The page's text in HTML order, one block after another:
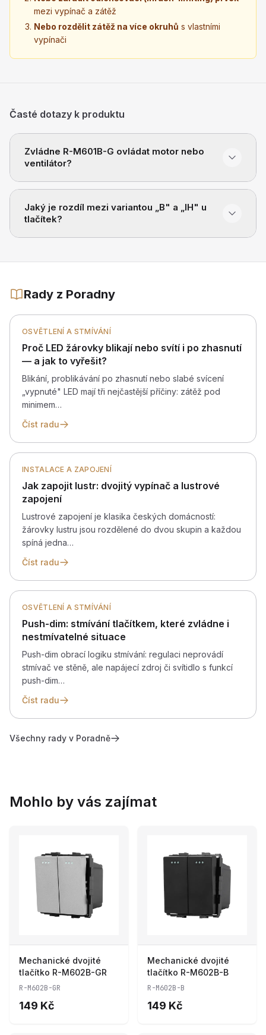
mezi vypínač a zátěž
Nebo rozdělit zátěž na více okruhů s vlastními
vypínači
Časté dotazy k produktu
Zvládne R-M601B-G ovládat motor nebo
ventilátor?
Jaký je rozdíl mezi variantou „B" a „IH" u
tlačítek?
Rady z Poradny
OSVĚTLENÍ A STMÍVÁNÍ
Proč LED žárovky blikají nebo svítí i po zhasnutí
— a jak to vyřešit?
Blikání, problikávání po zhasnutí nebo slabé svícení
„vypnuté" LED mají tři nejčastější příčiny: zátěž pod
minimem…
Číst radu
INSTALACE A ZAPOJENÍ
Jak zapojit lustr: dvojitý vypínač a lustrové
zapojení
Lustrové zapojení je klasika českých domácností:
žárovky lustru jsou rozdělené do dvou skupin a každou
spíná jedna…
Číst radu
OSVĚTLENÍ A STMÍVÁNÍ
Push-dim: stmívání tlačítkem, které zvládne i
nestmívatelné situace
Push-dim obrací logiku stmívání: regulaci neprovádí
stmívač ve stěně, ale napájecí zdroj či svítidlo s funkcí
push-dim…
Číst radu
Všechny rady v Poradně
Mohlo by vás zajímat
Mechanické dvojité
tlačítko R-M602B-GR
R-M602B-GR
149 Kč
Mechanické dvojité
tlačítko R-M602B-B
R-M602B-B
149 Kč